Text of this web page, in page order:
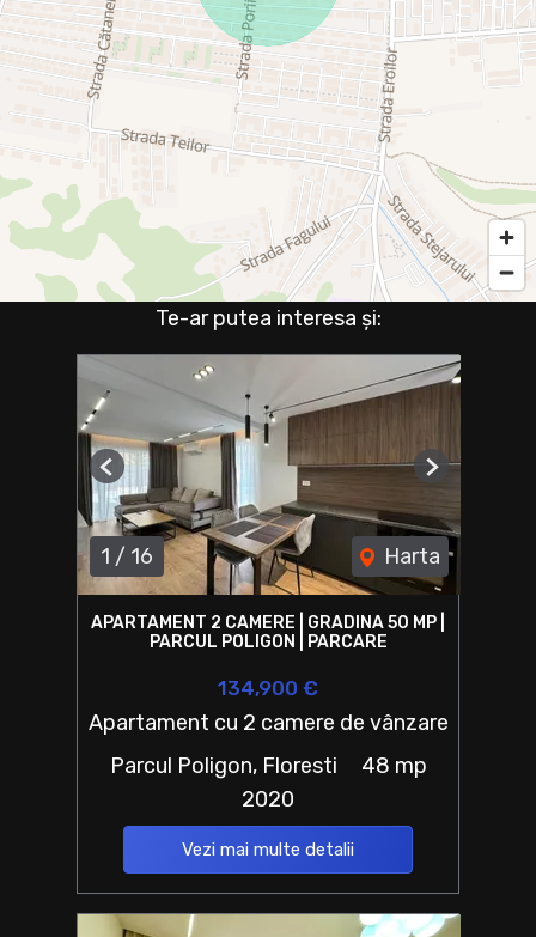
Te-ar putea interesa și:
1 / 16 Harta
Previous Next
APARTAMENT 2 CAMERE | GRADINA 50 MP |
PARCUL POLIGON | PARCARE
134,900 €
Apartament cu 2 camere de vânzare
Parcul Poligon, Floresti
48 mp
2020
Vezi mai multe detalii